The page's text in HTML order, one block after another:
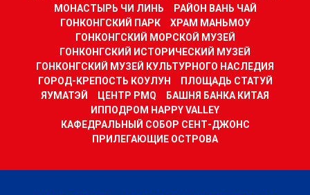
МОНАСТЫРЬ ЧИ ЛИНЬ
РАЙОН ВАНЬ ЧАЙ
ГОНКОНГСКИЙ ПАРК
ХРАМ МАНЬМОУ
ГОНКОНГСКИЙ МОРСКОЙ МУЗЕЙ
ГОНКОНГСКИЙ ИСТОРИЧЕСКИЙ МУЗЕЙ
ГОНКОНГСКИЙ МУЗЕЙ КУЛЬТУРНОГО НАСЛЕДИЯ
ГОРОД-КРЕПОСТЬ КОУЛУН
ПЛОЩАДЬ СТАТУЙ
ЯУМАТЭЙ
ЦЕНТР PMQ
БАШНЯ БАНКА КИТАЯ
ИППОДРОМ HAPPY VALLEY
КАФЕДРАЛЬНЫЙ СОБОР СЕНТ-ДЖОНС
ПРИЛЕГАЮЩИЕ ОСТРОВА